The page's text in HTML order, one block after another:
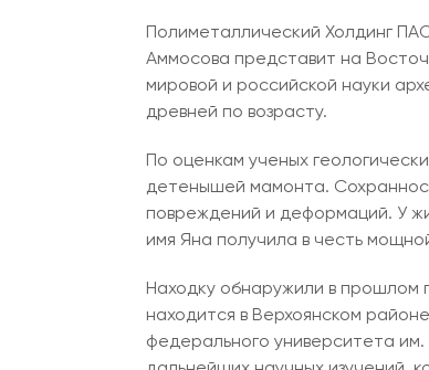
Полиметаллический Холдинг
Аммосова представит на
мировой и российской науки
древней по возрасту.
По оценкам ученых
детенышей мамонта.
повреждений и деформаций. У
имя Яна получила в честь
Находку обнаружили в прошлом
находится в Верхоянском
федерального университета